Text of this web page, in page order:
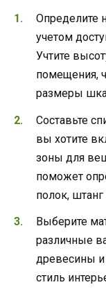
Определите
учетом
Учтите
помещения,
размеры
Составьте
вы хотите
зоны для
поможет
полок,
Выберите
различные
древесины и
стиль